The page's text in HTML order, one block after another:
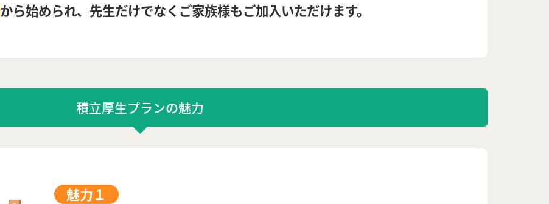
から始められ、先生だけでなくご家族様もご加入いただけます。
積立厚生プランの魅力
魅力１